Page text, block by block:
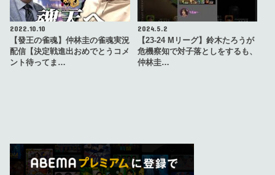
2022.10.10
【發王の雀魂】仲林圭の雀魂実況
配信【決定戦進出おめでとうコメ
ント待ってま…
2024.5.2
【23-24 Mリーグ】鈴木たろうが
危機察知で対子落としをするも、
仲林圭…